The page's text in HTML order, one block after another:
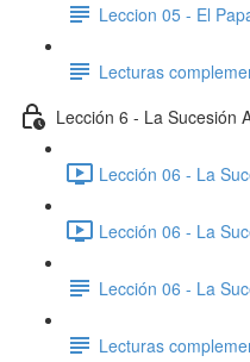
Leccion 05 - El
Lecturas
Lección 6 - La Sucesión
Lección 06 - La
Lección 06 - La
Lección 06 - La
Lecturas